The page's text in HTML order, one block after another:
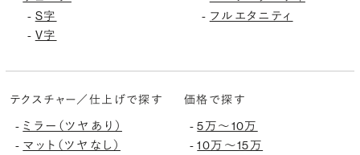
- S字
- V字
- フルエタニティ
テクスチャー／仕上げで探す
- ミラー（ツヤあり）
- マット（ツヤなし）
価格で探す
-5万〜10万
-10万〜15万